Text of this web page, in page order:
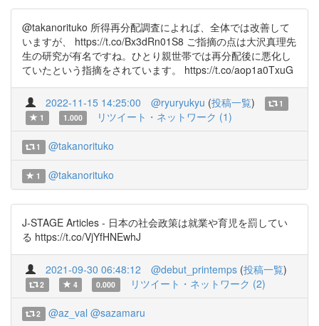
@takanorituko 所得再分配調査によれば、全体では改善して
いますが、 https://t.co/Bx3dRn01S8 ご指摘の点は大沢真理先
生の研究が有名ですね。ひとり親世帯では再分配後に悪化し
ていたという指摘をされています。 https://t.co/aop1a0TxuG
2022-11-15 14:25:00 @ryuryukyu (投稿一覧)
1
1
1.000 リツイート・ネットワーク (1)
1 @takanorituko
1 @takanorituko
J-STAGE Articles - 日本の社会政策は就業や育児を罰してい
る https://t.co/VjYfHNEwhJ
2021-09-30 06:48:12 @debut_printemps (投稿一覧)
2 4 0.000 リツイート・ネットワーク (2)
2 @az_val @sazamaru